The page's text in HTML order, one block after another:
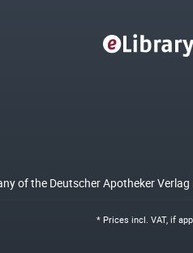
of the Deutscher Apotheker
* Prices incl. VAT, if